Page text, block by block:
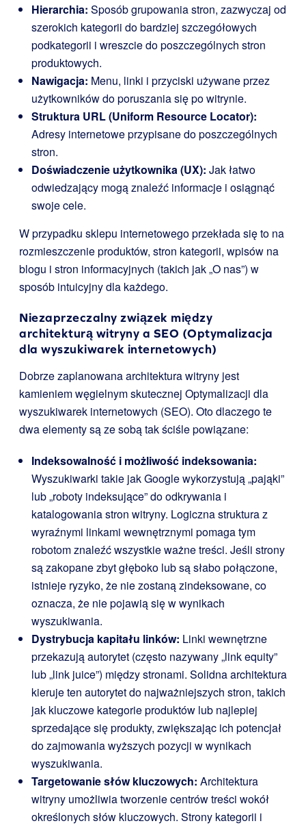
Hierarchia: Sposób grupowania stron, zazwyczaj od
szerokich kategorii do bardziej szczegółowych
podkategorii i wreszcie do poszczególnych stron
produktowych.
Nawigacja: Menu, linki i przyciski używane przez
użytkowników do poruszania się po witrynie.
Struktura URL (Uniform Resource Locator):
Adresy internetowe przypisane do poszczególnych
stron.
Doświadczenie użytkownika (UX): Jak łatwo
odwiedzający mogą znaleźć informacje i osiągnąć
swoje cele.
W przypadku sklepu internetowego przekłada się to na
rozmieszczenie produktów, stron kategorii, wpisów na
blogu i stron informacyjnych (takich jak „O nas”) w
sposób intuicyjny dla każdego.
Niezaprzeczalny związek między
architekturą witryny a SEO (Optymalizacja
dla wyszukiwarek internetowych)
Dobrze zaplanowana architektura witryny jest
kamieniem węgielnym skutecznej Optymalizacji dla
wyszukiwarek internetowych (SEO). Oto dlaczego te
dwa elementy są ze sobą tak ściśle powiązane:
Indeksowalność i możliwość indeksowania:
Wyszukiwarki takie jak Google wykorzystują „pająki”
lub „roboty indeksujące” do odkrywania i
katalogowania stron witryny. Logiczna struktura z
wyraźnymi linkami wewnętrznymi pomaga tym
robotom znaleźć wszystkie ważne treści. Jeśli strony
są zakopane zbyt głęboko lub są słabo połączone,
istnieje ryzyko, że nie zostaną zindeksowane, co
oznacza, że nie pojawią się w wynikach
wyszukiwania.
Dystrybucja kapitału linków: Linki wewnętrzne
przekazują autorytet (często nazywany „link equity”
lub „link juice”) między stronami. Solidna architektura
kieruje ten autorytet do najważniejszych stron, takich
jak kluczowe kategorie produktów lub najlepiej
sprzedające się produkty, zwiększając ich potencjał
do zajmowania wyższych pozycji w wynikach
wyszukiwania.
Targetowanie słów kluczowych: Architektura
witryny umożliwia tworzenie centrów treści wokół
określonych słów kluczowych. Strony kategorii i